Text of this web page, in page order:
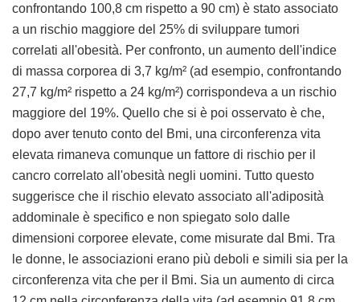
confrontando 100,8 cm rispetto a 90 cm) è stato associato
a un rischio maggiore del 25% di sviluppare tumori
correlati all'obesità. Per confronto, un aumento dell'indice
di massa corporea di 3,7 kg/m² (ad esempio, confrontando
27,7 kg/m² rispetto a 24 kg/m²) corrispondeva a un rischio
maggiore del 19%. Quello che si è poi osservato è che,
dopo aver tenuto conto del Bmi, una circonferenza vita
elevata rimaneva comunque un fattore di rischio per il
cancro correlato all'obesità negli uomini. Tutto questo
suggerisce che il rischio elevato associato all'adiposità
addominale è specifico e non spiegato solo dalle
dimensioni corporee elevate, come misurate dal Bmi. Tra
le donne, le associazioni erano più deboli e simili sia per la
circonferenza vita che per il Bmi. Sia un aumento di circa